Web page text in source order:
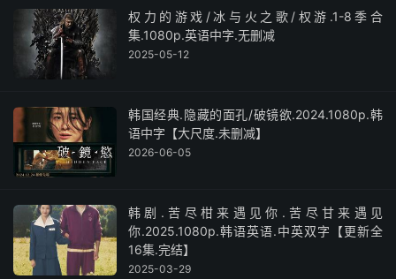
权力的游戏/冰与火之歌/权游.1-8季合
集.1080p.英语中字.无删减
2025-05-12
韩国经典.隐藏的面孔/破镜欲.2024.1080p.韩
语中字【大尺度.未删减】
2026-06-05
韩剧.苦尽柑来遇见你.苦尽甘来遇见
你.2025.1080p.韩语英语.中英双字【更新全
16集.完结】
2025-03-29